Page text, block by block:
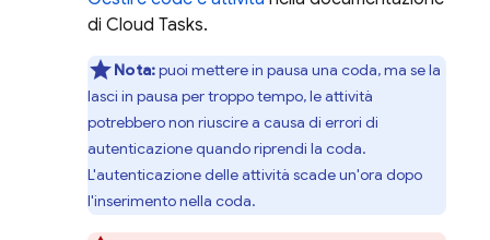
di Cloud Tasks.
Nota:puoi mettere in pausa una coda, ma se la
lasci in pausa per troppo tempo, le attività
potrebbero non riuscire a causa di errori di
autenticazione quando riprendi la coda.
L'autenticazione delle attività scade un'ora dopo
l'inserimento nella coda.